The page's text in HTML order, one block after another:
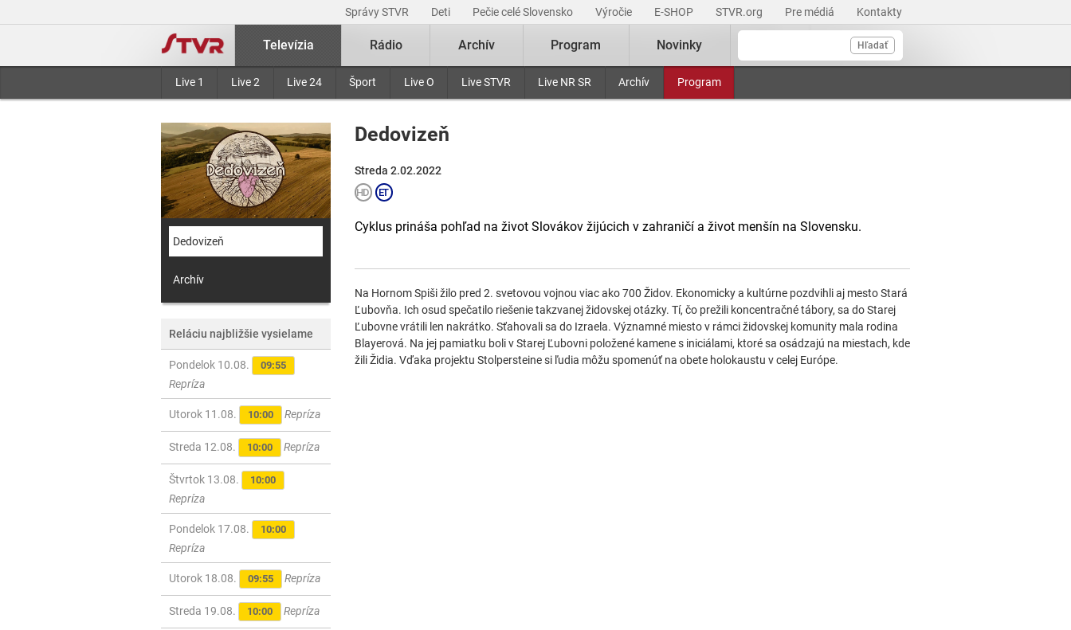
Správy STVR Deti Pečie celé Slovensko Výročie E-SHOP STVR.org Pre médiá Kontakty
Hľadať
Televízia
Live 1 Live 2 Live 24 Šport Live O Live STVR Live NR SR Archív Program
Rádio Archív Program Novinky
Dedovizeň
Archív
Reláciu najbližšie vysielame
Pondelok 10.08. 09:55
Repríza
Utorok 11.08. 10:00 Repríza
Streda 12.08. 10:00 Repríza
Štvrtok 13.08. 10:00
Repríza
Pondelok 17.08. 10:00
Repríza
Utorok 18.08. 09:55 Repríza
Streda 19.08. 10:00 Repríza
Dedovizeň
Streda 2.02.2022
Cyklus prináša pohľad na život Slovákov žijúcich v zahraničí a život menšín na Slovensku.
Na Hornom Spiši žilo pred 2. svetovou vojnou viac ako 700 Židov. Ekonomicky a kultúrne pozdvihli aj mesto Stará
Ľubovňa. Ich osud spečatilo riešenie takzvanej židovskej otázky. Tí, čo prežili koncentračné tábory, sa do Starej
Ľubovne vrátili len nakrátko. Sťahovali sa do Izraela. Významné miesto v rámci židovskej komunity mala rodina
Blayerová. Na jej pamiatku boli v Starej Ľubovni položené kamene s iniciálami, ktoré sa osádzajú na miestach, kde
žili Židia. Vďaka projektu Stolpersteine si ľudia môžu spomenúť na obete holokaustu v celej Európe.